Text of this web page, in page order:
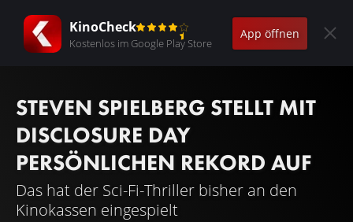
KinoCheck
Kostenlos im Google Play Store
App öffnen
STEVEN SPIELBERG STELLT MIT
DISCLOSURE DAY
PERSÖNLICHEN REKORD AUF
Das hat der Sci-Fi-Thriller bisher an den
Kinokassen eingespielt